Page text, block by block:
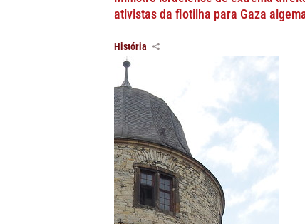
ativistas da flotilha para Gaza
História